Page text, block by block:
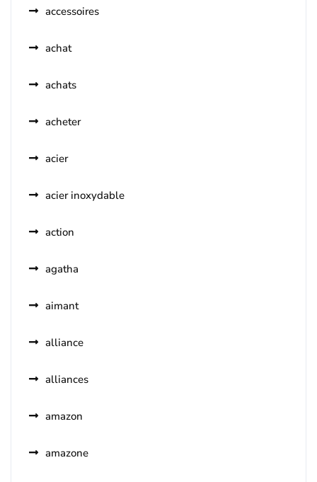
accessoires
achat
achats
acheter
acier
acier inoxydable
action
agatha
aimant
alliance
alliances
amazon
amazone